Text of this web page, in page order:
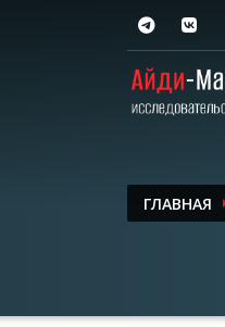
ГЛАВНАЯ